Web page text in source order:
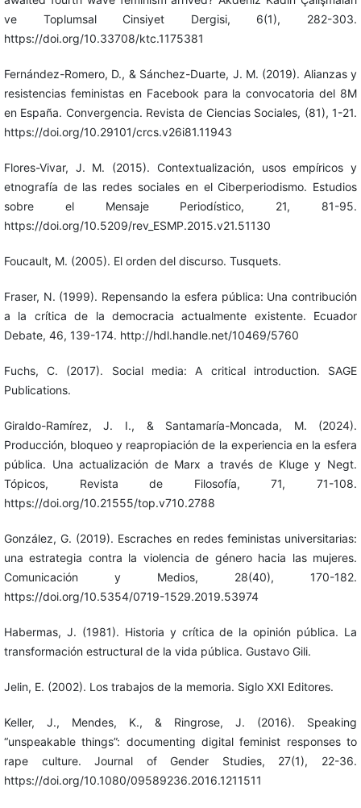
ve Toplumsal Cinsiyet Dergisi, 6(1), 282-303.
https://doi.org/10.33708/ktc.1175381
Fernández-Romero, D., & Sánchez-Duarte, J. M. (2019). Alianzas y
resistencias feministas en Facebook para la convocatoria del 8M
en España. Convergencia. Revista de Ciencias Sociales, (81), 1-21.
https://doi.org/10.29101/crcs.v26i81.11943
Flores-Vivar, J. M. (2015). Contextualización, usos empíricos y
etnografía de las redes sociales en el Ciberperiodismo. Estudios
sobre el Mensaje Periodístico, 21, 81-95.
https://doi.org/10.5209/rev_ESMP.2015.v21.51130
Foucault, M. (2005). El orden del discurso. Tusquets.
Fraser, N. (1999). Repensando la esfera pública: Una contribución
a la crítica de la democracia actualmente existente. Ecuador
Debate, 46, 139-174. http://hdl.handle.net/10469/5760
Fuchs, C. (2017). Social media: A critical introduction. SAGE
Publications.
Giraldo-Ramírez, J. I., & Santamaría-Moncada, M. (2024).
Producción, bloqueo y reapropiación de la experiencia en la esfera
pública. Una actualización de Marx a través de Kluge y Negt.
Tópicos, Revista de Filosofía, 71, 71-108.
https://doi.org/10.21555/top.v710.2788
González, G. (2019). Escraches en redes feministas universitarias:
una estrategia contra la violencia de género hacia las mujeres.
Comunicación y Medios, 28(40), 170-182.
https://doi.org/10.5354/0719-1529.2019.53974
Habermas, J. (1981). Historia y crítica de la opinión pública. La
transformación estructural de la vida pública. Gustavo Gili.
Jelin, E. (2002). Los trabajos de la memoria. Siglo XXI Editores.
Keller, J., Mendes, K., & Ringrose, J. (2016). Speaking
“unspeakable things”: documenting digital feminist responses to
rape culture. Journal of Gender Studies, 27(1), 22-36.
https://doi.org/10.1080/09589236.2016.1211511